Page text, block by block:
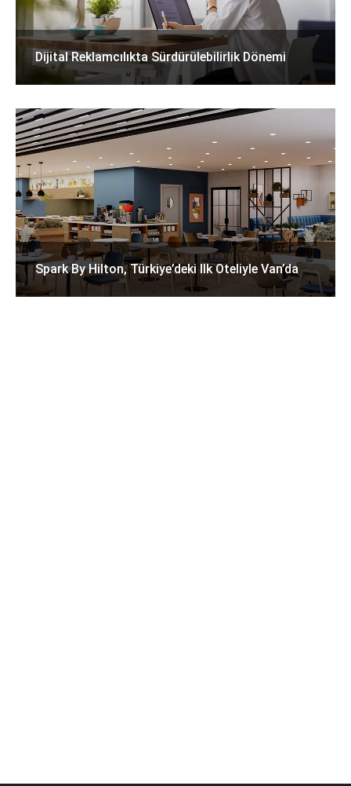
Dijital Reklamcılıkta Sürdürülebilirlik Dönemi
Spark By Hilton, Türkiye’deki Ilk Oteliyle Van’da